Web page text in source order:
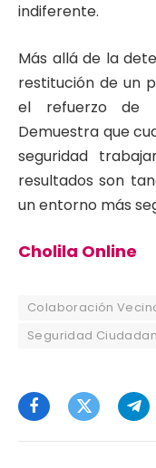
indiferente.
Más allá de la
restitución de un
el refuerzo de
Demuestra que
seguridad
resultados son
un entorno más
Cholila Online
Colaboración
Seguridad
FacebookTwitter